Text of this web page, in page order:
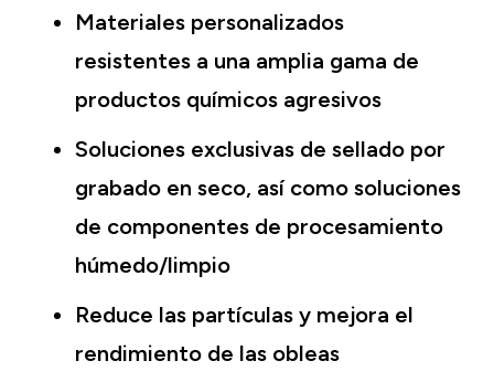
Materiales personalizados
resistentes a una amplia gama de
productos químicos agresivos
Soluciones exclusivas de sellado por
grabado en seco, así como soluciones
de componentes de procesamiento
húmedo/limpio
Reduce las partículas y mejora el
rendimiento de las obleas